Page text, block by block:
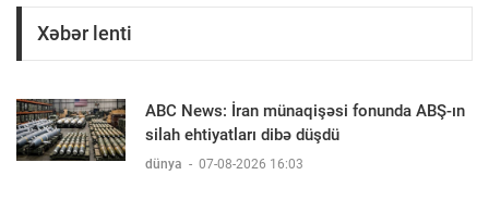
Xəbər lenti
ABC News: İran münaqişəsi fonunda ABŞ-ın
silah ehtiyatları dibə düşdü
dünya - 07-08-2026 16:03